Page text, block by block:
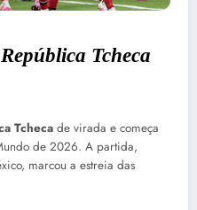
Tcheca
Tcheca de virada e começa
de 2026. A partida,
marcou a estreia das